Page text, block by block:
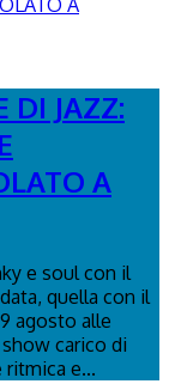
DI JAZZ:
A
e soul con il
quella con il
agosto alle
carico di
e...